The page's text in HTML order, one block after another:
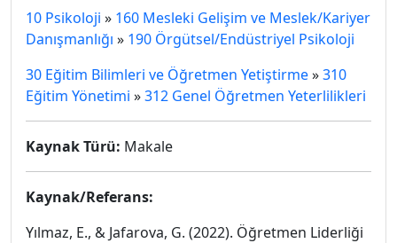
10 Psikoloji » 160 Mesleki Gelişim ve Meslek/Kariyer
Danışmanlığı » 190 Örgütsel/Endüstriyel Psikoloji
30 Eğitim Bilimleri ve Öğretmen Yetiştirme»310
Eğitim Yönetimi »312 Genel Öğretmen Yeterlilikleri
Kaynak Türü: Makale
Kaynak/Referans:
Yılmaz, E., & Jafarova, G. (2022). Öğretmen Liderliği